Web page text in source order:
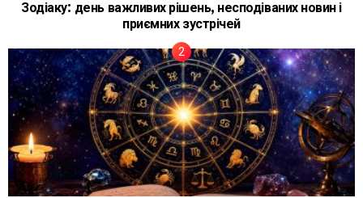
Зодіаку: день важливих рішень, несподіваних новин і
приємних зустрічей